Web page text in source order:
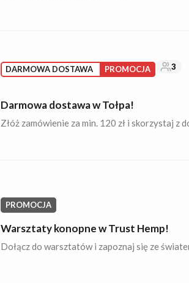
DARMOWA DOSTAWA PROMOCJA 3
Darmowa dostawa w Tołpa!
Złóż zamówienie za min. 120 zł i skorzystaj z
PROMOCJA
Warsztaty konopne w Trust Hemp!
Dołącz do warsztatów i zapoznaj się ze